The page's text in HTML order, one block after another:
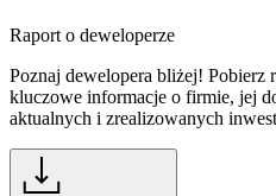
Raport o deweloperze
Poznaj dewelopera bliżej! Pobierz
kluczowe informacje o firmie, jej
aktualnych i zrealizowanych